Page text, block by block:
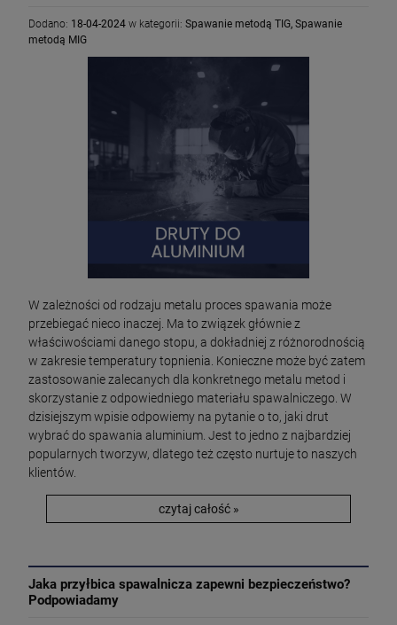
Dodano: 18-04-2024 w kategorii: Spawanie metodą TIG, Spawanie
metodą MIG
W zależności od rodzaju metalu proces spawania może
przebiegać nieco inaczej. Ma to związek głównie z
właściwościami danego stopu, a dokładniej z różnorodnością
w zakresie temperatury topnienia. Konieczne może być zatem
zastosowanie zalecanych dla konkretnego metalu metod i
skorzystanie z odpowiedniego materiału spawalniczego. W
dzisiejszym wpisie odpowiemy na pytanie o to, jaki drut
wybrać do spawania aluminium. Jest to jedno z najbardziej
popularnych tworzyw, dlatego też często nurtuje to naszych
klientów.
czytaj całość »
Jaka przyłbica spawalnicza zapewni bezpieczeństwo?
Podpowiadamy